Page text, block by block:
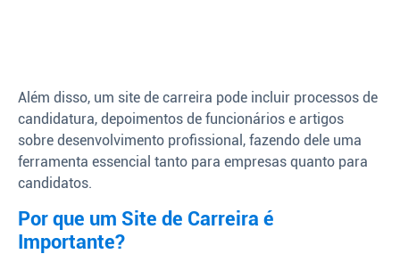
Além disso, um site de carreira pode incluir processos de
candidatura, depoimentos de funcionários e artigos
sobre desenvolvimento profissional, fazendo dele uma
ferramenta essencial tanto para empresas quanto para
candidatos.
Por que um Site de Carreira é
Importante?